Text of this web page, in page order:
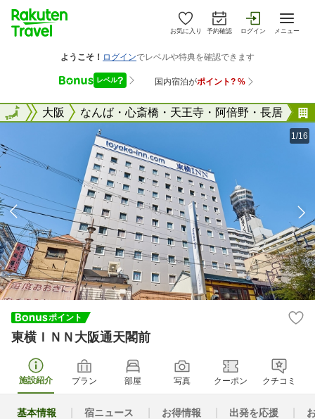
お気に入り 予約確認 ログイン メニュー
阪府 大阪 なんば・心斎橋・天王寺・阿倍野・長居
全国
1/16
東横ＩＮＮ大阪通天閣前
施設紹介 プラン 部屋 写真 クーポン クチコミ
基本情報 宿ニュース お得情報 出発を応援